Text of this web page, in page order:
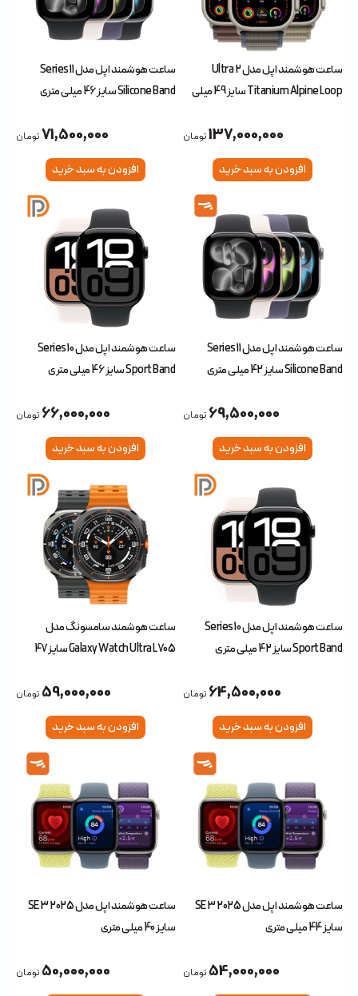
ساعت هوشمند اپل مدل Ultra 2
Titanium Alpine Loop سایز 49 میلی
137,000,000تومان
افزودن به سبد خرید
ساعت هوشمند اپل مدل Series 11
Silicone Band سایز 46 میلی متری
71,500,000تومان
افزودن به سبد خرید
ساعت هوشمند اپل مدل Series 11
Silicone Band سایز 42 میلی متری
69,500,000 تومان
افزودن به سبد خرید
ساعت هوشمند اپل مدل Series 10
Sport Band سایز 46 میلی متری
66,000,000 تومان
افزودن به سبد خرید
ساعت هوشمند اپل مدل Series 10
Sport Band سایز 42 میلی متری
64,500,000 تومان
افزودن به سبد خرید
ساعت هوشمند سامسونگ مدل
Galaxy Watch Ultra L705 سایز 47
59,000,000 تومان
افزودن به سبد خرید
ساعت هوشمند اپل مدل SE 3 2025
سایز 44 میلی متری
54,000,000 تومان
ساعت هوشمند اپل مدل SE 3 2025
سایز 40 میلی متری
50,000,000 تومان